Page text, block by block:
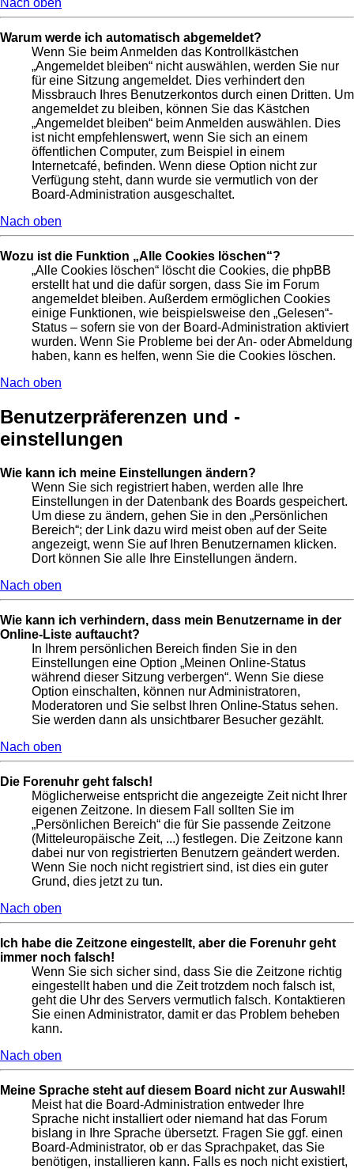
Nach oben
Warum werde ich automatisch abgemeldet?
Wenn Sie beim Anmelden das Kontrollkästchen
„Angemeldet bleiben“ nicht auswählen, werden Sie nur
für eine Sitzung angemeldet. Dies verhindert den
Missbrauch Ihres Benutzerkontos durch einen Dritten. Um
angemeldet zu bleiben, können Sie das Kästchen
„Angemeldet bleiben“ beim Anmelden auswählen. Dies
ist nicht empfehlenswert, wenn Sie sich an einem
öffentlichen Computer, zum Beispiel in einem
Internetcafé, befinden. Wenn diese Option nicht zur
Verfügung steht, dann wurde sie vermutlich von der
Board-Administration ausgeschaltet.
Nach oben
Wozu ist die Funktion „Alle Cookies löschen“?
„Alle Cookies löschen“ löscht die Cookies, die phpBB
erstellt hat und die dafür sorgen, dass Sie im Forum
angemeldet bleiben. Außerdem ermöglichen Cookies
einige Funktionen, wie beispielsweise den „Gelesen“-
Status – sofern sie von der Board-Administration aktiviert
wurden. Wenn Sie Probleme bei der An- oder Abmeldung
haben, kann es helfen, wenn Sie die Cookies löschen.
Nach oben
Benutzerpräferenzen und -
einstellungen
Wie kann ich meine Einstellungen ändern?
Wenn Sie sich registriert haben, werden alle Ihre
Einstellungen in der Datenbank des Boards gespeichert.
Um diese zu ändern, gehen Sie in den „Persönlichen
Bereich“; der Link dazu wird meist oben auf der Seite
angezeigt, wenn Sie auf Ihren Benutzernamen klicken.
Dort können Sie alle Ihre Einstellungen ändern.
Nach oben
Wie kann ich verhindern, dass mein Benutzername in der
Online-Liste auftaucht?
In Ihrem persönlichen Bereich finden Sie in den
Einstellungen eine Option „Meinen Online-Status
während dieser Sitzung verbergen“. Wenn Sie diese
Option einschalten, können nur Administratoren,
Moderatoren und Sie selbst Ihren Online-Status sehen.
Sie werden dann als unsichtbarer Besucher gezählt.
Nach oben
Die Forenuhr geht falsch!
Möglicherweise entspricht die angezeigte Zeit nicht Ihrer
eigenen Zeitzone. In diesem Fall sollten Sie im
„Persönlichen Bereich“ die für Sie passende Zeitzone
(Mitteleuropäische Zeit, ...) festlegen. Die Zeitzone kann
dabei nur von registrierten Benutzern geändert werden.
Wenn Sie noch nicht registriert sind, ist dies ein guter
Grund, dies jetzt zu tun.
Nach oben
Ich habe die Zeitzone eingestellt, aber die Forenuhr geht
immer noch falsch!
Wenn Sie sich sicher sind, dass Sie die Zeitzone richtig
eingestellt haben und die Zeit trotzdem noch falsch ist,
geht die Uhr des Servers vermutlich falsch. Kontaktieren
Sie einen Administrator, damit er das Problem beheben
kann.
Nach oben
Meine Sprache steht auf diesem Board nicht zur Auswahl!
Meist hat die Board-Administration entweder Ihre
Sprache nicht installiert oder niemand hat das Forum
bislang in Ihre Sprache übersetzt. Fragen Sie ggf. einen
Board-Administrator, ob er das Sprachpaket, das Sie
benötigen, installieren kann. Falls es noch nicht existiert,